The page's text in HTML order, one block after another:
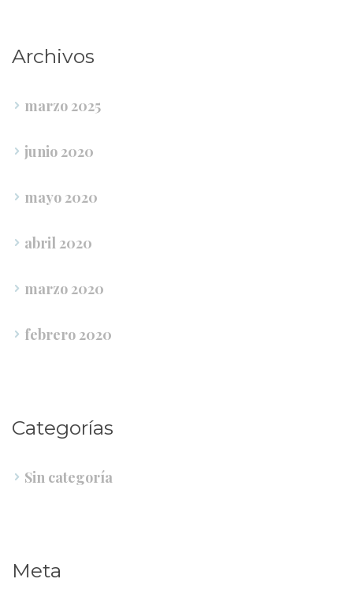
Archivo
marzo 2025
junio 2020
mayo 2020
abril 2020
marzo 2020
febrero 2020
Categoría
Sin categoría
Meta